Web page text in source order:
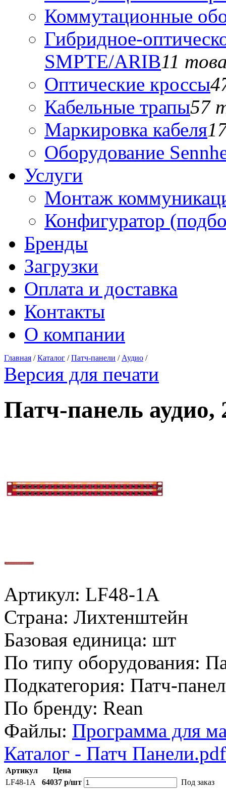
Коммутационные
Гибридное-
SMPTE/ARIB11
Оптические кроссы
Кабельные трапы57
Маркировка кабеля
Оборудование
Услуги
Монтаж
Конфигуратор
Бренды
Загрузки
Оплата и доставка
Контакты
О компании
Главная /Каталог /Патч-панели / Аудио /
Версия для печати
Патч-панель
Артикул: LF48-1A
Страна: Лихтенштейн
Базовая единица: шт
По типу оборудования:
Подкатегория: Патч-
По бренду: Rean
Файлы: Программа для
Каталог - Патч Панели.pdf
Артикул
Цена
LF48-1A
64037 р/шт Под заказ